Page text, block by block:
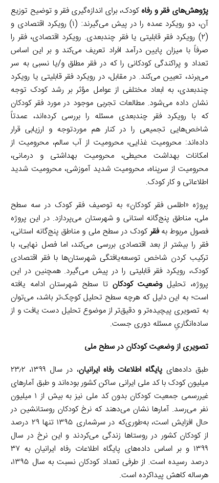
پژوهش‌های فقر و رفاهکودک، برای اندازه‌گیری فقر و توضیح توزیع
آن، دو رویکرد عمده را در پیش می‌گیرند: (۱) رویکرد اقتصادی و
(۲) رویکرد فقر قابلیتی یا فقر چندبعدی. رویکرد اقتصادی، فقر را
صرفاً با میزان پایین درآمد افراد تعریف می‌کند و بر این اساس
تعداد و پراکندگی کودکانی را که در فقر مطلق و/یا نسبی به سر
می‌برند، تعیین می‌کند. در مقابل، در رویکرد فقر قابلیتی یا رویکرد
چندبعدی، به ابعاد مختلفی از عوامل مؤثر بر رشد کودک توجه
نشان داده می‌شود. مطالعات تجربی موجود در مورد فقر کودکان
که با رویکرد فقر چندبعدی مسئله را بررسی کرده‌اند، عمدتاً
شاخص‌هایی تجمیعی را در کنار هم موردتوجه و ارزیابی قرار
داده‌اند: محرومیت غذایی، محرومیت از آب سالم، محرومیت از
امکانات بهداشت محیطی، محرومیت بهداشتی و درمانی،
محرومیت از سرپناه، محرومیت شدید آموزشی، محرومیت شدید
اطلاعاتی و کار کودک.
پروژه «اطلس فقر کودکان» به توصیف فقر کودک در سه سطح
ملی، مناطق پنج‌گانه استانی و شهرستان می‌پردازد. در این پروژه
فصول مربوط بهفقرکودک در سطح ملی و مناطق پنج‌گانه استانی،
فقر را بیشتر از بعد اقتصادی بررسی می‌کند، اما فصل نهایی، با
ترکیب کردن شاخص توسعه‌یافتگی شهرستان‌ها با فقر اقتصادی
کودک، رویکرد فقر قابلیتی را در پیش می‌گیرد. همچنین در این
پروژه، تحلیلوضعیت کودکان تا سطح شهرستان ادامه یافته
است؛ به این دلیل که هرچه سطح تحلیل کوچک‌تر باشد، می‌توان
به تصویری پیچیده‌تر و دقیق‌تر از موضوع تحلیل دست یافت و از
ساده‌انگاریِ مسئله دوری جست.
تصویری از وضعیت کودکان در سطح ملی
طبق داده‌های پایگاه اطلاعات رفاه ایرانیان
، در سال ۱۳۹۹، ۲۳٫۲
میلیون کودک با کد ملی ایرانی ساکن کشور بوده‌اند و طبق آمارهای
غیررسمی جمعیت کودکان بدون کد ملی نیز به بیش از ۱ میلیون
نفر می‌رسد. آمارها نشان می‌دهند که نرخ کودکان روستانشین در
حال افزایش است، به‌طوری‌که در سرشماری ۱۳۹۵ تنها ۲۹ درصد
از کودکان کشور در روستاها زندگی می‌کردند و این نرخ در سال
۱۳۹۹ و بر اساس داده‌های پایگاه اطلاعات رفاه ایرانیان به ۳۷
درصد رسیده است. از طرفی تعداد کودکان نسبت به سال ۱۳۹۵،
هرساله کاهش پیداکرده است.